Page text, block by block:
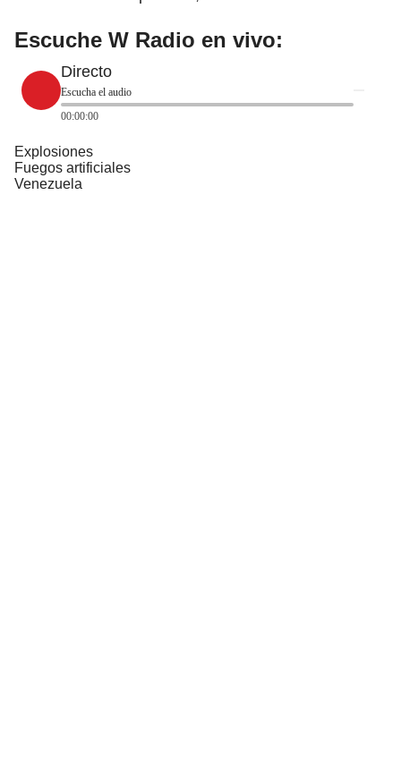
Escuche W Radio en vivo:
Directo
Escucha el audio
00:00:00
Explosiones
Fuegos artificiales
Venezuela